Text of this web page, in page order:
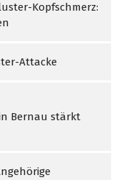
Kopfschmerz:
Attacke
Bernau stärkt